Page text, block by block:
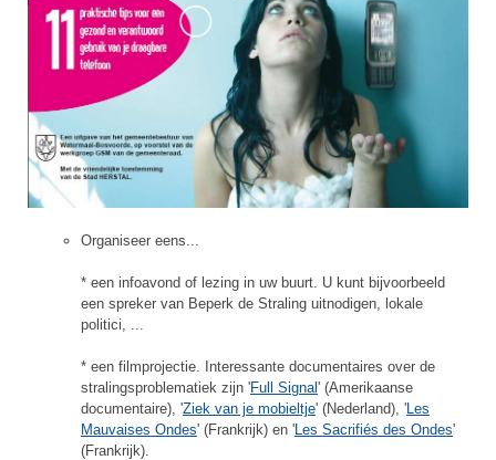
Organiseer eens...
* een infoavond of lezing in uw buurt. U kunt bijvoorbeeld
een spreker van Beperk de Straling uitnodigen, lokale
politici, ...
* een filmprojectie. Interessante documentaires over de
stralingsproblematiek zijn 'Full Signal' (Amerikaanse
documentaire), 'Ziek van je mobieltje' (Nederland), 'Les
Mauvaises Ondes' (Frankrijk) en 'Les Sacrifiés des Ondes'
(Frankrijk).